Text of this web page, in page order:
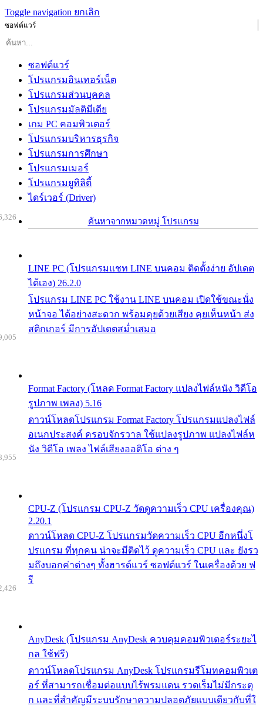
Toggle navigation ยกเลิก
ซอฟต์แวร์
ซอฟต์แวร์
โปรแกรมอินเทอร์เน็ต
โปรแกรมส่วนบุคคล
โปรแกรมมัลติมีเดีย
เกม PC คอมพิวเตอร์
โปรแกรมบริหารธุรกิจ
โปรแกรมการศึกษา
โปรแกรมเมอร์
โปรแกรมยูทิลิตี้
ไดร์เวอร์ (Driver)
ค้นหาจากหมวดหมู่ โปรแกรม
LINE PC (โปรแกรมแชท LINE บนคอม ติดตั้งง่าย อัปเดต
ได้เอง) 26.2.0
โปรแกรม LINE PC ใช้งาน LINE บนคอม เปิดใช้ขณะนั่ง
หน้าจอ ได้อย่างสะดวก พร้อมคุยด้วยเสียง คุยเห็นหน้า ส่ง
สติกเกอร์ มีการอัปเดตสม่ำเสมอ
Format Factory (โหลด Format Factory แปลงไฟล์หนัง วิดีโอ
รูปภาพ เพลง) 5.16
ดาวน์โหลดโปรแกรม Format Factory โปรแกรมแปลงไฟล์
อเนกประสงค์ ครอบจักรวาล ใช้แปลงรูปภาพ แปลงไฟล์ห
นัง วิดีโอ เพลง ไฟล์เสียงออดิโอ ต่าง ๆ
CPU-Z (โปรแกรม CPU-Z วัดดูความเร็ว CPU เครื่องคุณ)
2.20.1
ดาวน์โหลด CPU-Z โปรแกรมวัดความเร็ว CPU อีกหนึ่งโ
ปรแกรม ที่ทุกคน น่าจะมีติดไว้ ดูความเร็ว CPU และ ยังรว
มถึงบอกค่าต่างๆ ทั้งฮารด์แวร์ ซอฟต์แวร์ ในเครื่องด้วย ฟ
รี
AnyDesk (โปรแกรม AnyDesk ควบคุมคอมพิวเตอร์ระยะไ
กล ใช้ฟรี)
ดาวน์โหลดโปรแกรม AnyDesk โปรแกรมรีโมทคอมพิวเต
อร์ ที่สามารถเชื่อมต่อแบบไร้พรมแดน รวดเร็มไม่มีกระตุ
ก และที่สำคัญมีระบบรักษาความปลอดภัยแบบเดียวกับที่ใ